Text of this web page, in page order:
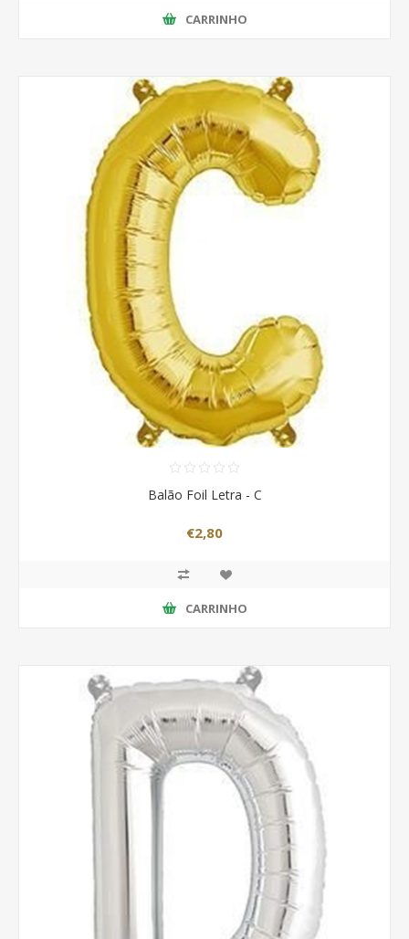
CARRINHO
Balão Foil Letra - C
€2,80
CARRINHO